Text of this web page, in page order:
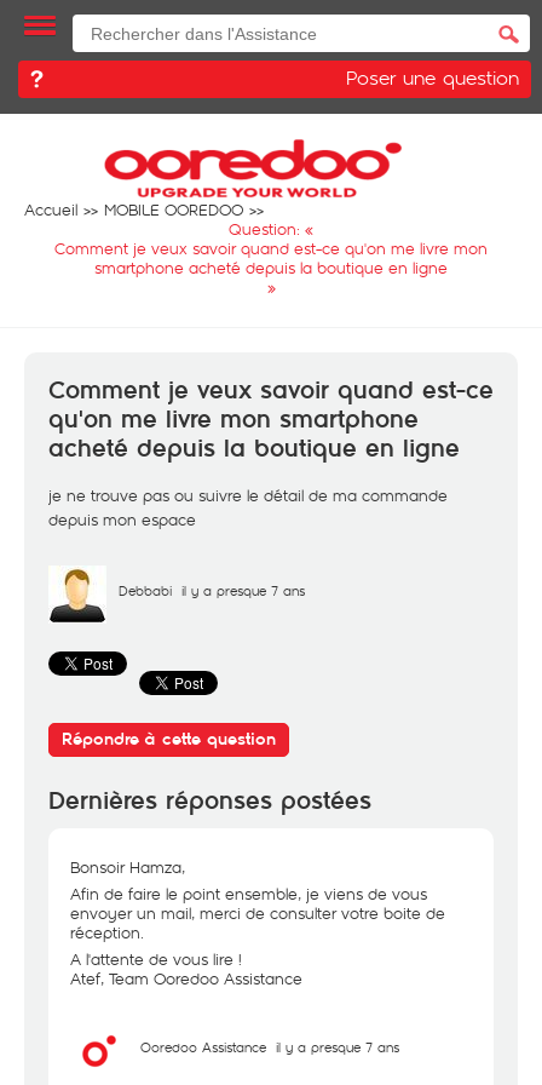
Poser une question
Accueil
MOBILE OOREDOO
Question: «
Comment je veux savoir quand est-ce qu'on me livre mon
smartphone acheté depuis la boutique en ligne
»
Comment je veux savoir quand est-ce
qu'on me livre mon smartphone
acheté depuis la boutique en ligne
je ne trouve pas ou suivre le détail de ma commande
depuis mon espace
Debbabi il y a presque 7 ans
Répondre à cette question
Dernières réponses postées
Bonsoir Hamza,
Afin de faire le point ensemble, je viens de vous
envoyer un mail, merci de consulter votre boite de
réception.
A l'attente de vous lire !
Atef, Team Ooredoo Assistance
Ooredoo Assistance il y a presque 7 ans